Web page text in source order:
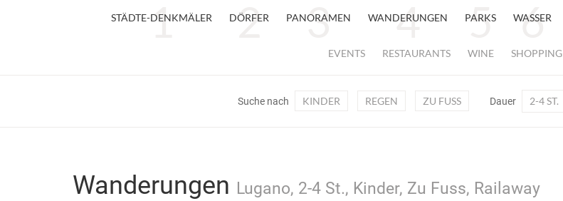
STÄDTE-DENKMÄLER DÖRFER PANORAMEN WANDERUNGEN PARKS WASSER
EVENTS RESTAURANTS WINE SHOPPING
Suche nach KINDER REGEN ZU FUSS Dauer 2-4 ST.
Wanderungen Lugano, 2-4 St., Kinder, Zu Fuss, Railaway